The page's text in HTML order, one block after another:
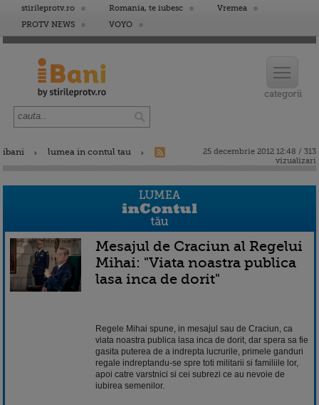
stirileprotv.ro Romania, te iubesc
Vremea
PROTV NEWS
VOYO
ibani lumea in contul tau
25 decembrie 2012 12:48 / 313
vizualizari
Mesajul de Craciun al Regelui
Mihai: "Viata noastra publica
lasa inca de dorit"
Regele Mihai spune, in mesajul sau de Craciun, ca
viata noastra publica lasa inca de dorit, dar spera sa fie
gasita puterea de a indrepta lucrurile, primele ganduri
regale indreptandu-se spre toti militarii si familiile lor,
apoi catre varstnici si cei subrezi ce au nevoie de
iubirea semenilor.